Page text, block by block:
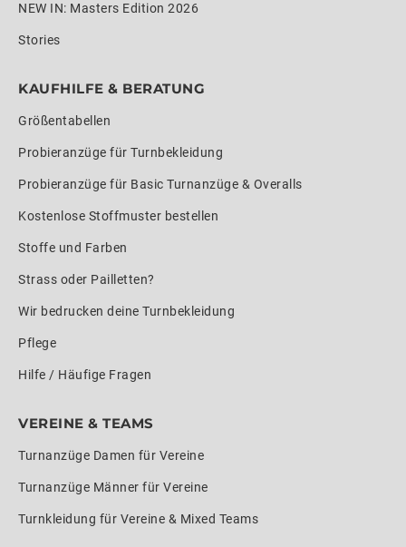
NEW IN: Masters Edition 2026
Stories
KAUFHILFE & BERATUNG
Größentabellen
Probieranzüge für Turnbekleidung
Probieranzüge für Basic Turnanzüge & Overalls
Kostenlose Stoffmuster bestellen
Stoffe und Farben
Strass oder Pailletten?
Wir bedrucken deine Turnbekleidung
Pflege
Hilfe / Häufige Fragen
VEREINE & TEAMS
Turnanzüge Damen für Vereine
Turnanzüge Männer für Vereine
Turnkleidung für Vereine & Mixed Teams